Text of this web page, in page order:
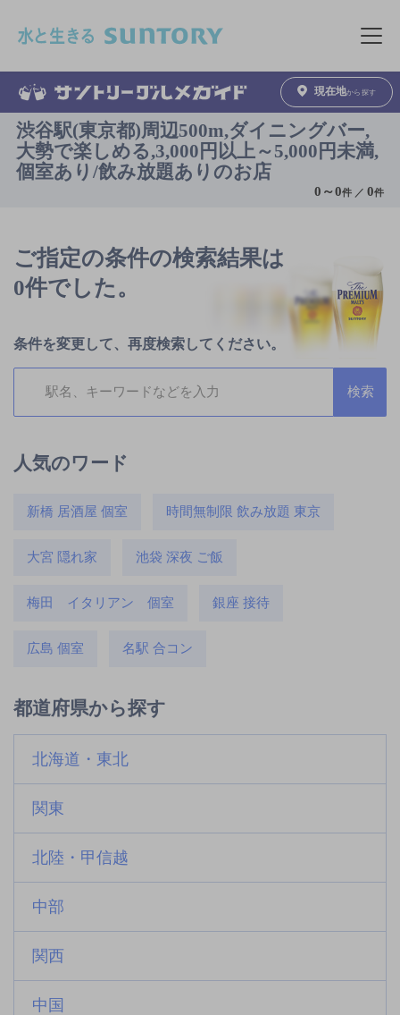
メニュ
現在地から探す
渋谷駅(東京都)周辺500m,ダイニングバー,
大勢で楽しめる,3,000円以上～5,000円未満,
個室あり/飲み放題ありのお店
0 ～0件 ／0件
ご指定の条件の検索結果は
0件でした。
条件を変更して、再度検索してください。
人気のワード
新橋 居酒屋 個室 時間無制限 飲み放題 東京
大宮 隠れ家 池袋 深夜 ご飯
梅田 イタリアン 個室 銀座 接待
広島 個室 名駅 合コン
都道府県から探す
北海道・東北
関東
北陸・甲信越
中部
関西
中国